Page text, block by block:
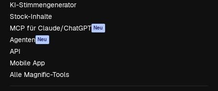
KI-Stimmengenerator
Stock-Inhalte
MCP für Claude/ChatGPT Neu
Agenten Neu
API
Mobile App
Alle Magnific-Tools